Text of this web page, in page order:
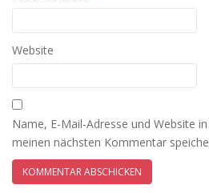
Website
Name, E-Mail-Adresse und Website
meinen nächsten Kommentar